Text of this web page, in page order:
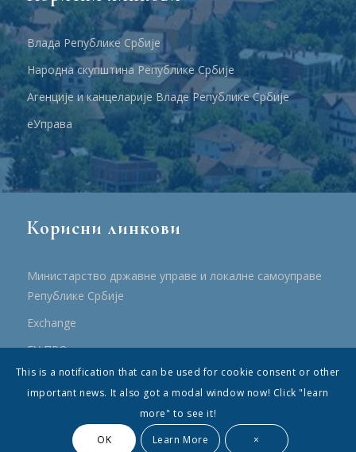
Влада Републике Србије
Народна скупштина Републике Србије
Агенције и канцеларије Владе Републике Србије
еУправа
Корисни линкови
Министарство државне управе и локалне самоуправе
Републике Србије
Еxchange
ЕУ ПРО
ПРРР
© Општина Топола - Сва права су садржана
This is a notification that can be used for cookie consent or other
important news. It also got a modal window now! Click "learn
more" to see it!
OK
Learn More ×